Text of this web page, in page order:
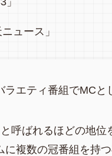
ュース」
ラエティ番組でMCと
と呼ばれるほどの地位
に複数の冠番組を持